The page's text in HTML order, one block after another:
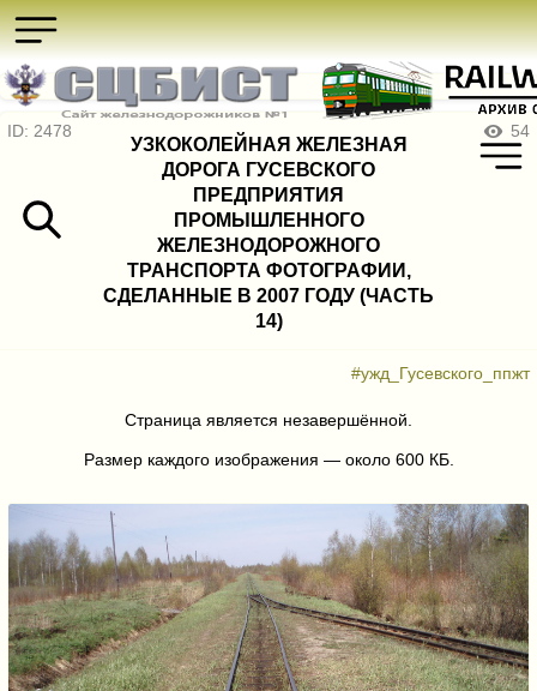
ID: 2478
УЗКОКОЛЕЙНАЯ ЖЕЛЕЗНАЯ
ДОРОГА ГУСЕВСКОГО
ПРЕДПРИЯТИЯ
ПРОМЫШЛЕННОГО
ЖЕЛЕЗНОДОРОЖНОГО
ТРАНСПОРТА ФОТОГРАФИИ,
СДЕЛАННЫЕ В 2007 ГОДУ (ЧАСТЬ
14)
54
#ужд_Гусевского_ппжт
Страница является незавершённой.
Размер каждого изображения — около 600 КБ.